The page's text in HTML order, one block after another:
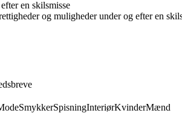
en skilsmisse
og muligheder under og efter en
SmykkerSpisningInteriørKvinderMænd